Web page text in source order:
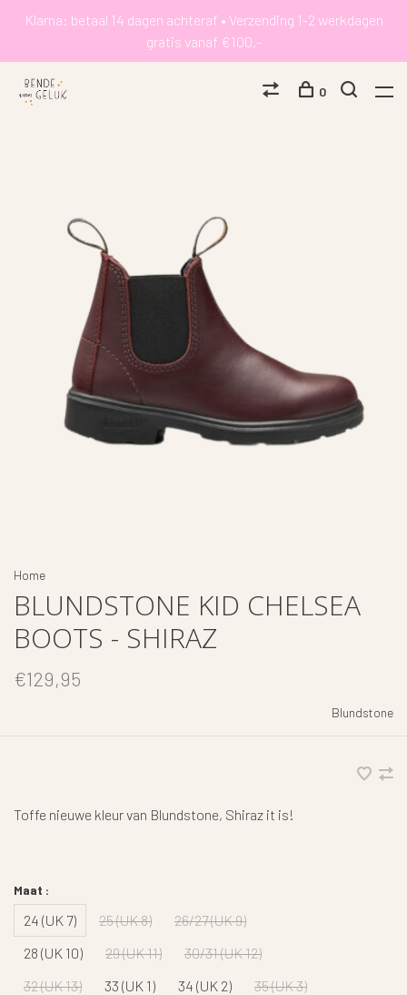
Klarna: betaal 14 dagen achteraf • Verzending 1-2 werkdagen
gratis vanaf €100,-
0
Home
BLUNDSTONE KID CHELSEA
BOOTS - SHIRAZ
€129,95
Blundstone
Toffe nieuwe kleur van Blundstone, Shiraz it is!
Maat :
24 (UK 7) 25 (UK 8)
26/27 (UK 9)
28 (UK 10)
29 (UK 11)
30/31 (UK 12)
32 (UK 13)
33 (UK 1) 34 (UK 2) 35 (UK 3)